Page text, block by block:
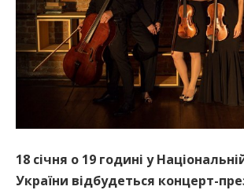
18 січня о 19 годині у
України відбудеться концерт-